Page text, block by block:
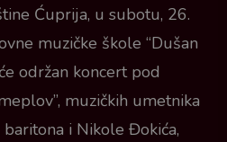
Ćuprija, u subotu, 26.
muzičke škole “Dušan
održan koncert pod
muzičkih umetnika
i Nikole Đokića,